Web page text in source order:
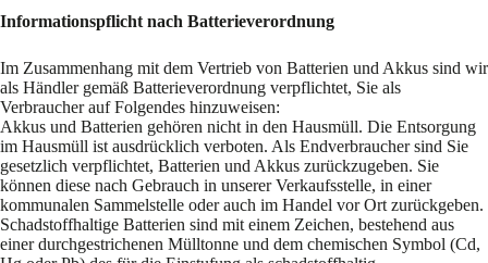
Informationspflicht nach Batterieverordnung
Im Zusammenhang mit dem Vertrieb von Batterien und Akkus sind wir
als Händler gemäß Batterieverordnung verpflichtet, Sie als
Verbraucher auf Folgendes hinzuweisen:
Akkus und Batterien gehören nicht in den Hausmüll. Die Entsorgung
im Hausmüll ist ausdrücklich verboten. Als Endverbraucher sind Sie
gesetzlich verpflichtet, Batterien und Akkus zurückzugeben. Sie
können diese nach Gebrauch in unserer Verkaufsstelle, in einer
kommunalen Sammelstelle oder auch im Handel vor Ort zurückgeben.
Schadstoffhaltige Batterien sind mit einem Zeichen, bestehend aus
einer durchgestrichenen Mülltonne und dem chemischen Symbol (Cd,